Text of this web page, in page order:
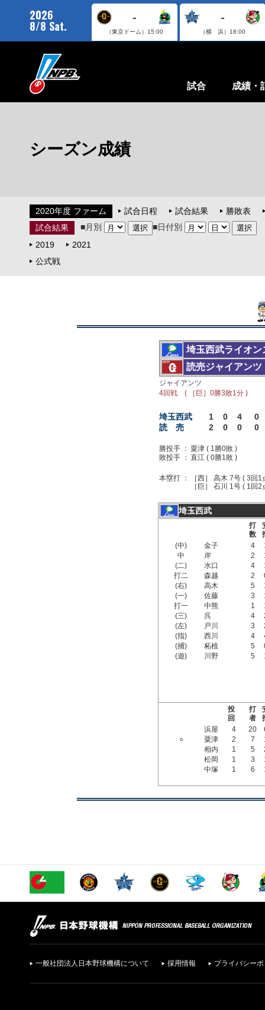
2026
8/8 Sat.
-
（東京ドーム） 15:00
-
（横 浜） 18:00
試合 成績・
シーズン成績
2020年度 ファーム 試合日程 試合結果
勝敗表
試合結果
■月別
■日付別
2019
2021
公式戦
埼玉西武ライオン
読売ジャイアンツ
ジャイアンツ
4回戦 ( ［巨］0勝3敗1分 )
埼玉西武 1 0 4
0
読 売
2 0 0 0
勝投手 ： 粟津 ( 1勝0敗 )
敗投手 ： 直江 ( 0勝1敗 )
本塁打 ：
［西］ 高木 7号 ( 3回1
［巨］ 石川 1号 ( 1回
埼玉西武
打
数
(中)
金子 4
中
岸 2
(二)
水口 4
打二
森越 2
(右)
高木 5
(一)
佐藤 3
打一
中熊 1
(三)
呉 4
(左)
戸川 3
(指)
西川 4
(捕)
柘植 5
(遊)
川野 5
投
回
打
者
浜屋
4 20
○
粟津 2 7
相内
1 5
松岡
1 3
中塚
1 6
一般社団法人日本野球機構について 採用情報 プライバシー